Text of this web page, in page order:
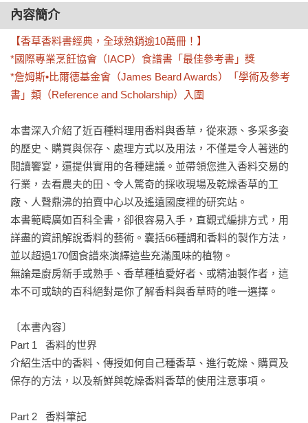
內容簡介
【香草香料書經典，全球熱銷逾10萬冊！】
*國際專業烹飪協會（IACP）食譜書「最佳參考書」獎
*詹姆斯•比爾德基金會（James Beard Awards）「學術及參考
書」類（Reference and Scholarship）入圍
本書深入介紹了近百種料理用香料與香草，從來源、多采多姿
的歷史、購買與保存、處理方式以及用法，不僅是令人著迷的
閱讀饗宴，還提供實用的各種建議。並帶領您進入香料交易的
行業，去看農夫的田、令人驚奇的採收現場及乾燥香草的工
廠、人聲鼎沸的拍賣中心以及遙遠國度裡的研究站。
本書範疇廣如百科全書，卻很容易入手，直觀式編排方式，用
詳盡的資訊解說香料的藝術。囊括66種調和香料的製作方法，
並以超過170個食譜來演繹這些充滿風味的植物。
無論是廚房新手或熟手、香草種植愛好者、或精油製作者，這
本不可或缺的百科絕對是你了解香料與香草時的唯一選擇。
〔本書內容〕
Part 1   香料的世界
介紹生活中的香料、傳授如何自己種香草、進行乾燥、購買及
保存的方法，以及新鮮與乾燥香料香草的使用注意事項。
Part 2   香料筆記